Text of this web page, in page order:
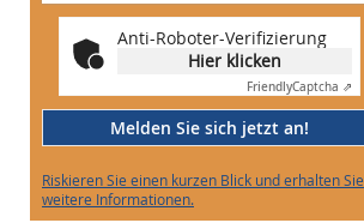
Anti-Roboter-Verifizierung
Hier klicken
FriendlyCaptcha ⇗
Melden Sie sich jetzt an!
Riskieren Sie einen kurzen Blick und erhalten Sie
weitere Informationen.